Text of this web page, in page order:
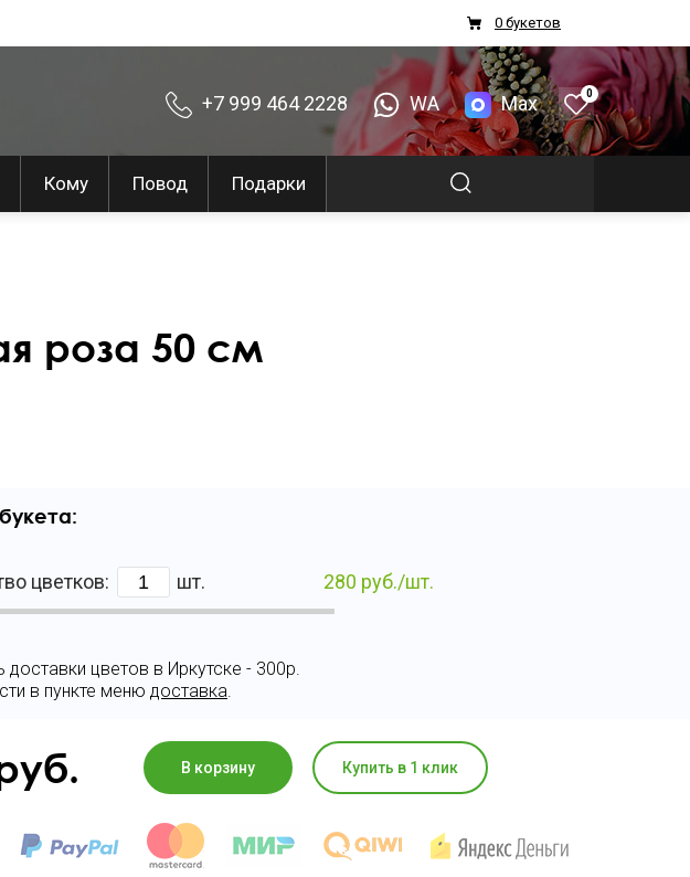
0 букетов
+7 999 464 2228 WA Max 0
Кому Повод Подарки
роза 50 см
цветков: шт. 280 руб./шт.
доставки цветов в Иркутске - 300р.
в пункте меню доставка.
В корзину Купить в 1 клик